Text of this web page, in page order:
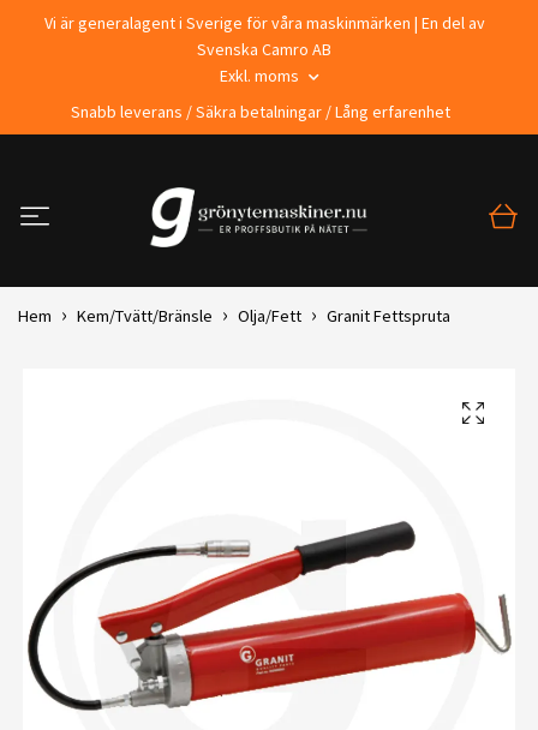
Vi är generalagent i Sverige för våra maskinmärken | En del av
Svenska Camro AB
Exkl. moms
Snabb leverans / Säkra betalningar / Lång erfarenhet
Hem Kem/Tvätt/Bränsle Olja/Fett Granit Fettspruta